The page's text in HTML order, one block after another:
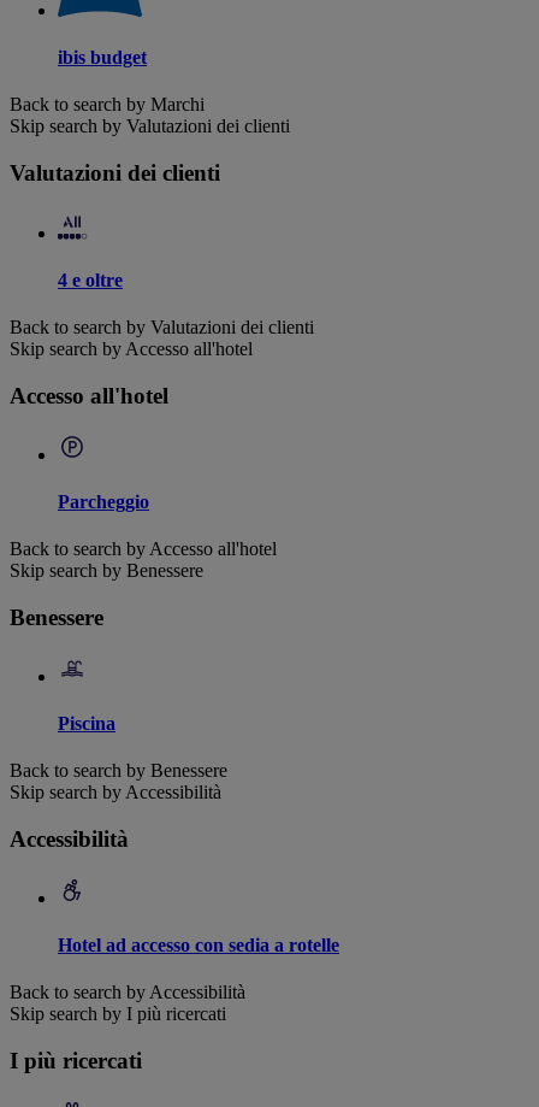
ibis budget
Back to search by Marchi
Skip search by Valutazioni dei clienti
Valutazioni dei clienti
4 e oltre
Back to search by Valutazioni dei clienti
Skip search by Accesso all'hotel
Accesso all'hotel
Parcheggio
Back to search by Accesso all'hotel
Skip search by Benessere
Benessere
Piscina
Back to search by Benessere
Skip search by Accessibilità
Accessibilità
Hotel ad accesso con sedia a rotelle
Back to search by Accessibilità
Skip search by I più ricercati
I più ricercati